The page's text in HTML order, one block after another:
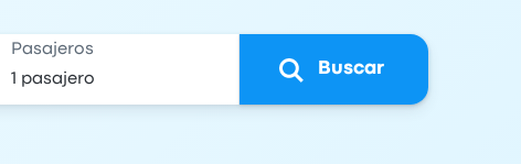
Pasajeros
Buscar